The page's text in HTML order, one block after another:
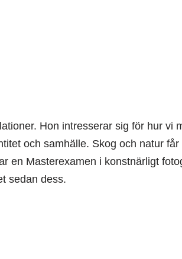
Hon intresserar sig för hur vi
och samhälle. Skog och natur
en Masterexamen i konstnärligt
sedan dess.